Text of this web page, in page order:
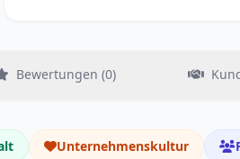
Bewertungen (0)
Unternehmenskultur